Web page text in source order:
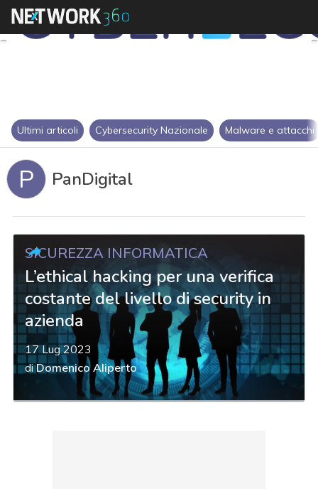
Ultimi articoli Cybersecurity Nazionale Malware e attacchi
P PanDigital
SICUREZZA INFORMATICA
L’ethical hacking per una verifica
costante del livello di security in
azienda
17 Lug 2023
diDomenico Aliperto